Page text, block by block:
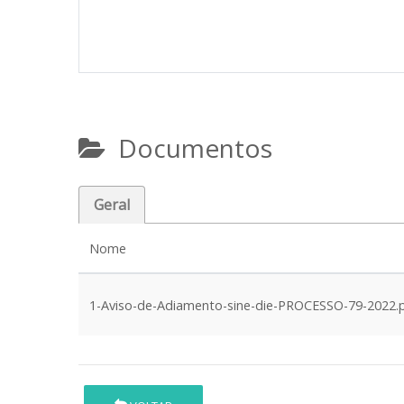
Documentos
Geral
Nome
1-Aviso-de-Adiamento-sine-die-PROCESSO-79-